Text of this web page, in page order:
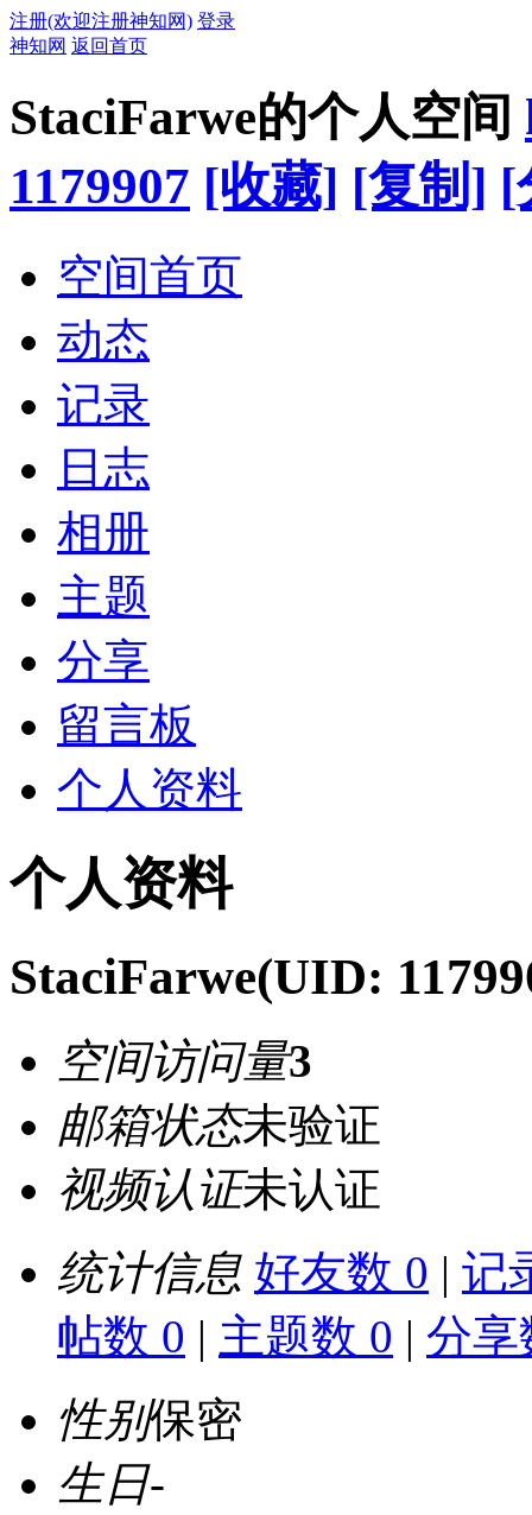
注册(欢迎注册神知网) 登录
神知网 返回首页
StaciFarwe的个人空间
1179907 [收藏] [复制] [
空间首页
动态
记录
日志
相册
主题
分享
留言板
个人资料
个人资料
StaciFarwe(UID:
空间访问量3
邮箱状态未验证
视频认证未认证
统计信息 好友数 0 | 记
帖数 0 | 主题数 0 | 分享
性别保密
生日-